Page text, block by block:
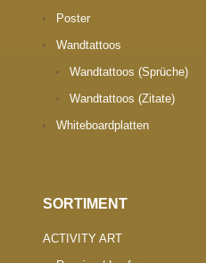
Poster
Wandtattoos
Wandtattoos (Sprüche)
Wandtattoos (Zitate)
Whiteboardplatten
SORTIMENT
ACTIVITY ART